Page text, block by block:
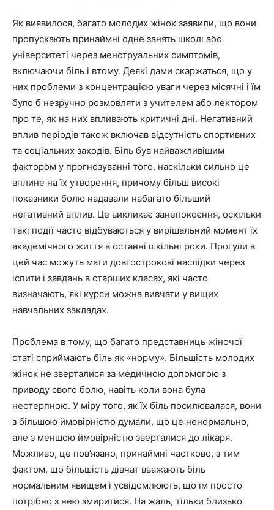
Як виявилося, багато молодих жінок заявили, що вони
пропускають принаймні одне занять школі або
університеті через менструальних симптомів,
включаючи біль і втому. Деякі дами скаржаться, що у
них проблеми з концентрацією уваги через місячні і їм
було б незручно розмовляти з учителем або лектором
про те, як на них впливають критичні дні. Негативний
вплив періодів також включав відсутність спортивних
та соціальних заходів. Біль був найважливішим
фактором у прогнозуванні того, наскільки сильно це
вплине на їх утворення, причому більш високі
показники болю надавали набагато більший
негативний вплив. Це викликає занепокоєння, оскільки
такі події часто відбуваються у вирішальний момент їх
академічного життя в останні шкільні роки. Прогули в
цей час можуть мати довгострокові наслідки через
іспити і завдань в старших класах, які часто
визначають, які курси можна вивчати у вищих
навчальних закладах.
Проблема в тому, що багато представниць жіночої
статі сприймають біль як «норму». Більшість молодих
жінок не зверталися за медичною допомогою з
приводу свого болю, навіть коли вона була
нестерпною. У міру того, як їх біль посилювалася, вони
з більшою ймовірністю думали, що це ненормально,
але з меншою ймовірністю зверталися до лікаря.
Можливо, це пов’язано, принаймні частково, з тим
фактом, що більшість дівчат вважають біль
нормальним явищем і усвідомлюють, що їм просто
потрібно з нею змиритися. На жаль, тільки близько